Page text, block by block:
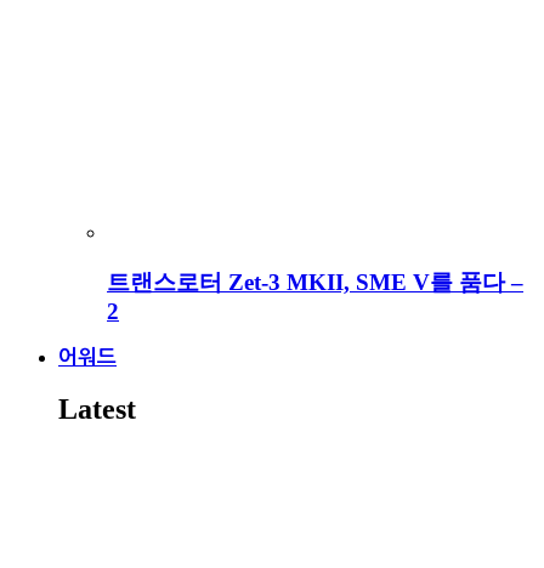
트랜스로터 Zet-3 MKII, SME V를 품다 –
2
어워드
Latest